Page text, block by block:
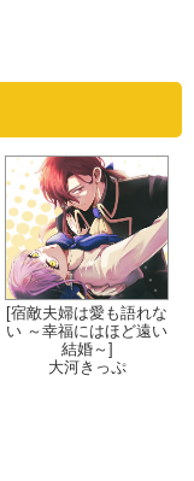
[宿敵夫婦は愛も語れな
い ～幸福にはほど遠い
結婚～]
大河きっぷ